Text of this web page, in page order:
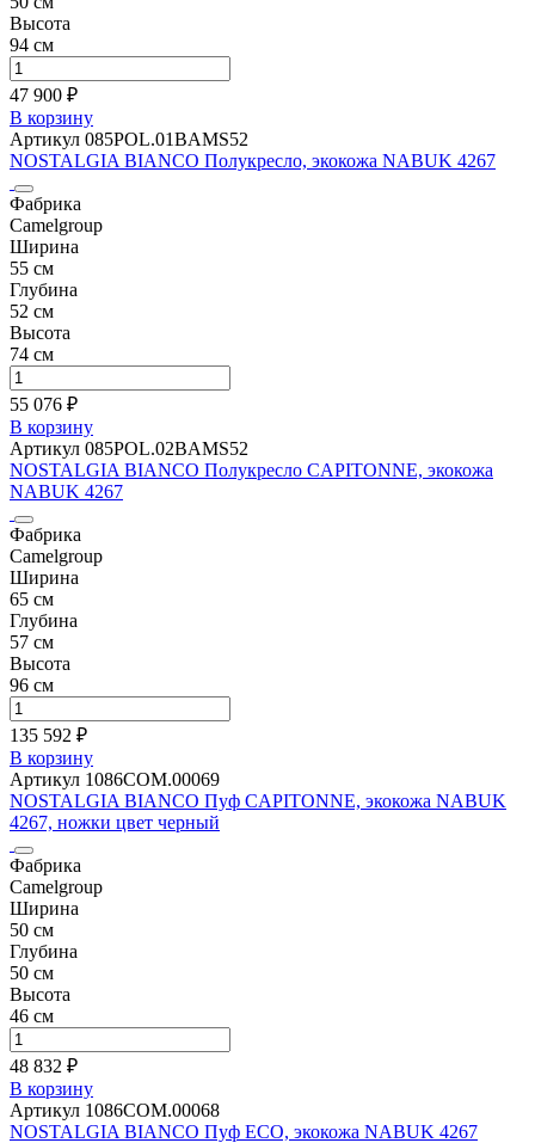
Высота
94 см
47 900 ₽
В корзину
Артикул 085POL.01BAMS52
NOSTALGIA BIANCO Полукресло, экокожа NABUK 4267
Фабрика
Camelgroup
Ширина
55 см
Глубина
52 см
Высота
74 см
55 076 ₽
В корзину
Артикул 085POL.02BAMS52
NOSTALGIA BIANCO Полукресло CAPITONNE, экокожа
NABUK 4267
Фабрика
Camelgroup
Ширина
65 см
Глубина
57 см
Высота
96 см
135 592 ₽
В корзину
Артикул 1086COM.00069
NOSTALGIA BIANCO Пуф CAPITONNE, экокожа NABUK
4267, ножки цвет черный
Фабрика
Camelgroup
Ширина
50 см
Глубина
50 см
Высота
46 см
48 832 ₽
В корзину
Артикул 1086COM.00068
NOSTALGIA BIANCO Пуф ECO, экокожа NABUK 4267